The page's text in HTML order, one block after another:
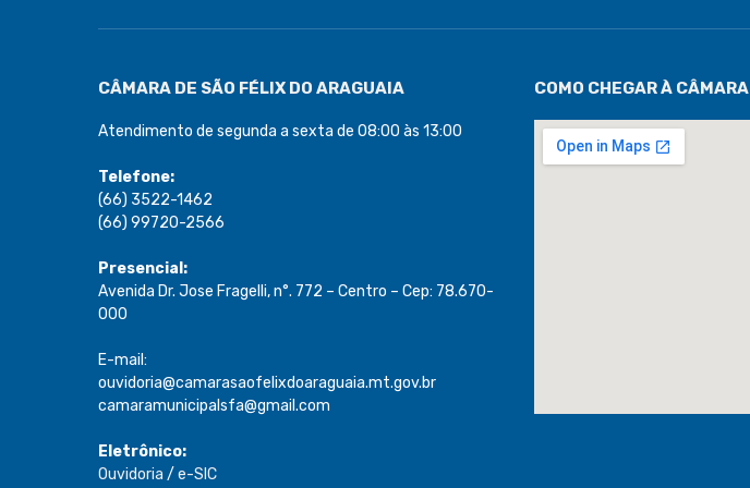
CÂMARA DE SÃO FÉLIX DO ARAGUAIA
Atendimento de segunda a sexta de 08:00 às 13:00
Telefone:
(66) 3522-1462
(66) 99720-2566
Presencial:
Avenida Dr. Jose Fragelli, n°. 772 – Centro – Cep: 78.670-
000
E-mail:
ouvidoria@camarasaofelixdoaraguaia.mt.gov.br
camaramunicipalsfa@gmail.com
Eletrônico:
Ouvidoria / e-SIC
COMO CHEGAR À CÂMARA